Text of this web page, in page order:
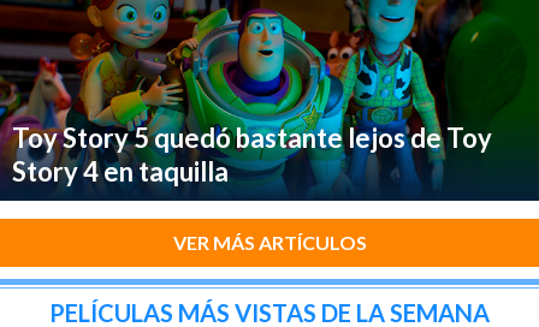
Toy Story 5 quedó bastante lejos de Toy
Story 4 en taquilla
VER MÁS ARTÍCULOS
PELÍCULAS MÁS VISTAS DE LA SEMANA